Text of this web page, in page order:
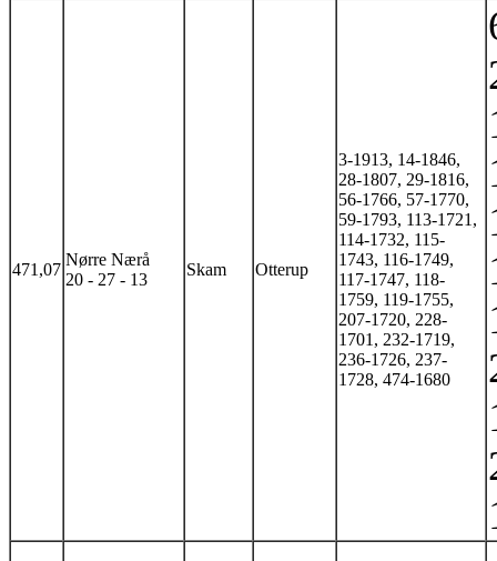
471,07
Nørre Nærå
20 - 27 - 13
Skam Otterup
3-1913, 14-1846,
28-1807, 29-1816,
56-1766, 57-1770,
59-1793, 113-1721,
114-1732, 115-
1743, 116-1749,
117-1747, 118-
1759, 119-1755,
207-1720, 228-
1701, 232-1719,
236-1726, 237-
1728, 474-1680